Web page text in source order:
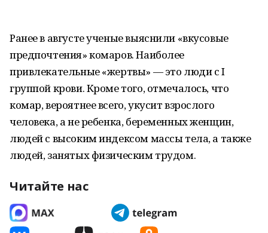
Ранее в августе ученые выяснили «вкусовые
предпочтения» комаров. Наиболее
привлекательные «жертвы» — это люди с I
группой крови. Кроме того, отмечалось, что
комар, вероятнее всего, укусит взрослого
человека, а не ребенка, беременных женщин,
людей с высоким индексом массы тела, а также
людей, занятых физическим трудом.
Читайте нас